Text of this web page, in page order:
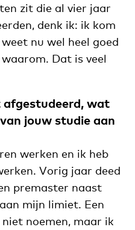
zit die al vier jaar
denk ik: ik kom
nu wel heel goed
Dat is veel
afgestudeerd, wat
jouw studie aan
werken en ik heb
Vorig jaar deed
premaster naast
mijn limiet. Een
noemen, maar ik